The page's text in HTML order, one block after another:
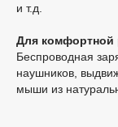
и т.д.
Для комфортной
Беспроводная
наушников,
мыши из